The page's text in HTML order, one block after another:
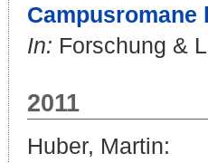
Campusromane
In: Forschung &
2011
Huber, Martin: